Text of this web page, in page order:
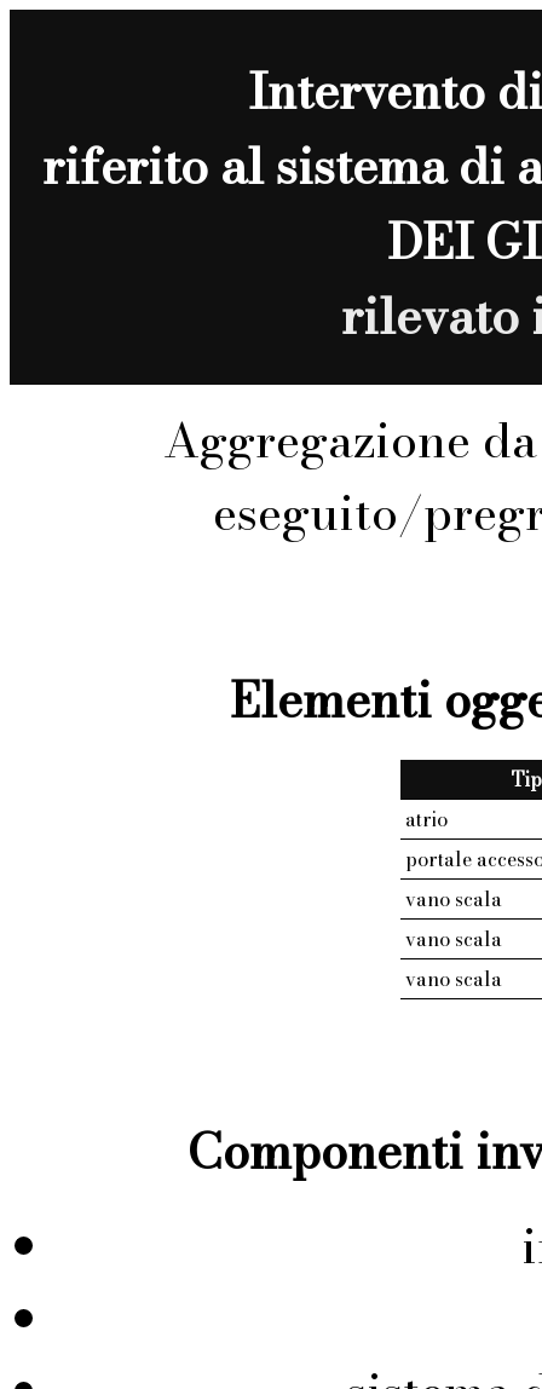
Intervento
riferito al sistema di
DEI
rilevato
Aggregazione
eseguito/
Elementi
atrio
portale
vano scala
vano scala
vano scala
Componenti